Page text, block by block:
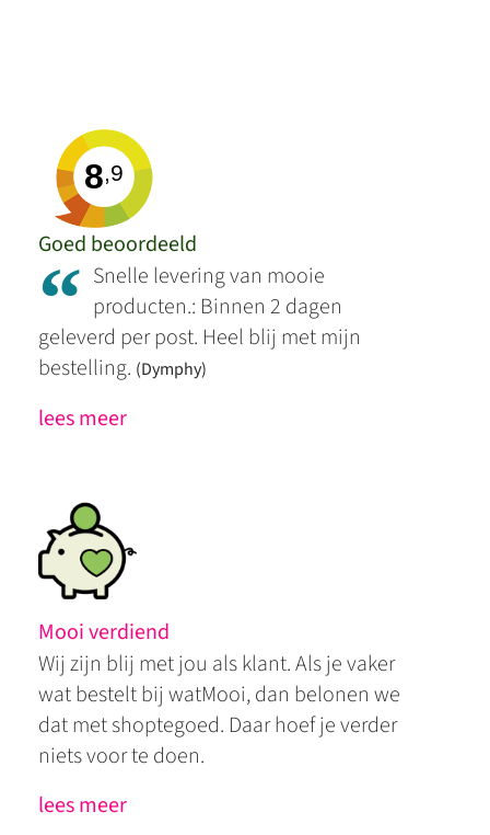
8,9
Goed beoordeeld
“ Snelle levering van mooie
producten.: Binnen 2 dagen
geleverd per post. Heel blij met mijn
bestelling. (Dymphy)
lees meer
Mooi verdiend
Wij zijn blij met jou als klant. Als je vaker
wat bestelt bij watMooi, dan belonen we
dat met shoptegoed. Daar hoef je verder
niets voor te doen.
lees meer